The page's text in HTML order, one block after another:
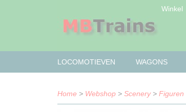
Winkel
LOCOMOTIEVEN WAGONS
Home > Webshop > Scenery> Figuren